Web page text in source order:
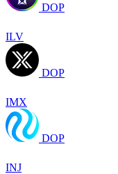
DOP
ILV
DOP
IMX
DOP
INJ